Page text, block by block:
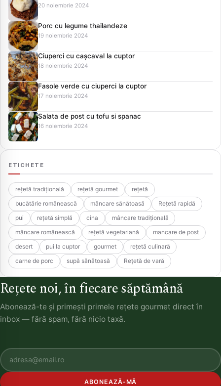
20 noiembrie 2024
Porc cu legume thailandeze
19 noiembrie 2024
Ciuperci cu cașcaval la cuptor
18 noiembrie 2024
Fasole verde cu ciuperci la cuptor
17 noiembrie 2024
Salata de post cu tofu si spanac
16 noiembrie 2024
ETICHETE
rețetă tradițională rețetă gourmet
rețetă
bucătărie românească
mâncare sănătoasă
Rețetă rapidă
pui
rețetă simplă cina
mâncare tradițională
mâncare românească
rețetă vegetariană
mancare de post
desert
pui la cuptor gourmet
rețetă culinară
carne de porc
supă sănătoasă Rețetă de vară
Rețete noi, în fiecare săptămână
Abonează-te și primești primele rețete gourmet direct în
inbox — fără spam, fără nicio taxă.
ABONEAZĂ-MĂ